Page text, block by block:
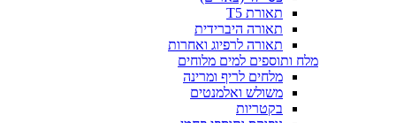
תאורת T5
תאורה היברידית
תאורה לרפיוג ואחרות
מלח ותוספים למים מלוחים
מלחים לריף ומרינה
משולש ואלמנטים
בקטריות